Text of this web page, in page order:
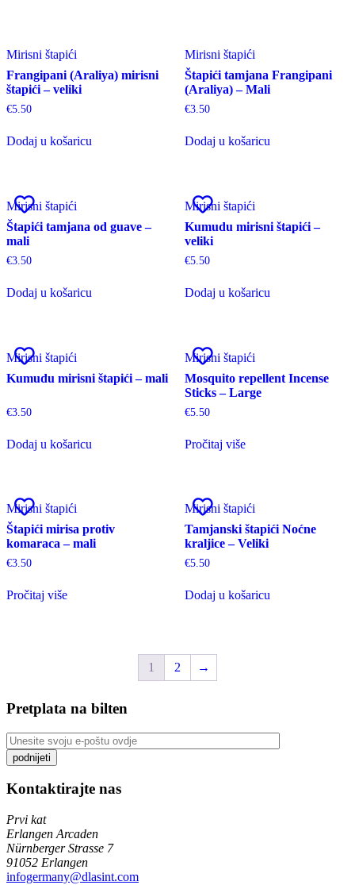
Mirisni štapići
Frangipani (Araliya) mirisni
štapići – veliki
€5.50
Dodaj u košaricu
Mirisni štapići
Štapići tamjana Frangipani
(Araliya) – Mali
€3.50
Dodaj u košaricu
Mirisni štapići
Štapići tamjana od guave –
mali
€3.50
Dodaj u košaricu
Mirisni štapići
Kumudu mirisni štapići –
veliki
€5.50
Dodaj u košaricu
Mirisni štapići
Kumudu mirisni štapići – mali
€3.50
Dodaj u košaricu
Mirisni štapići
Mosquito repellent Incense
Sticks – Large
€5.50
Pročitaj više
Mirisni štapići
Štapići mirisa protiv
komaraca – mali
€3.50
Pročitaj više
Mirisni štapići
Tamjanski štapići Noćne
kraljice – Veliki
€5.50
Dodaj u košaricu
1 2 →
Pretplata na bilten
Kontaktirajte nas
Prvi kat
Erlangen Arcaden
Nürnberger Strasse 7
91052 Erlangen
infogermany@dlasint.com